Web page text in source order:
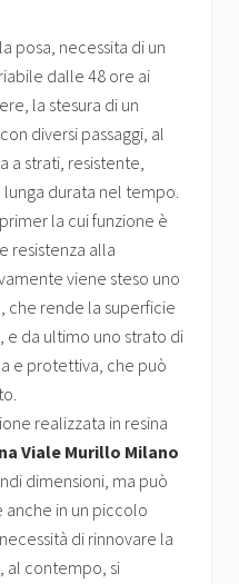
posa, necessita di un
dalle 48 ore ai
la stesura di un
diversi passaggi, al
a strati, resistente,
durata nel tempo.
la cui funzione è
resistenza alla
viene steso uno
che rende la superficie
e da ultimo uno strato di
e protettiva, che può
realizzata in resina
Viale Murillo Milano
dimensioni, ma può
in un piccolo
di rinnovare la
al contempo, si